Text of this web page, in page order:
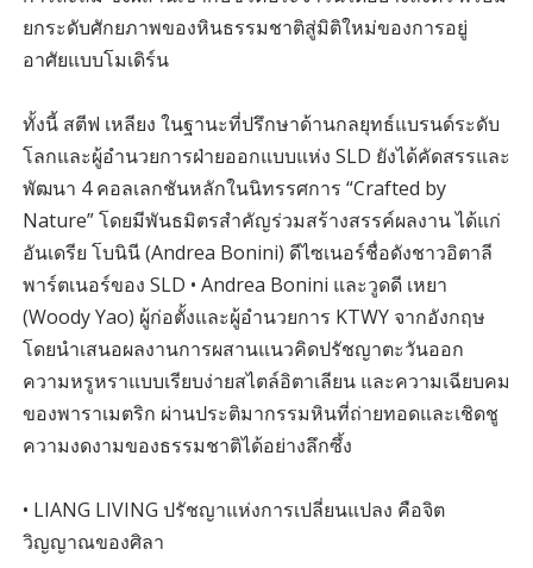
ยกระดับศักยภาพของหินธรรมชาติสู่มิติใหม่ของการอยู่
อาศัยแบบโมเดิร์น
ทั้งนี้ สตีฟ เหลียง ในฐานะที่ปรึกษาด้านกลยุทธ์แบรนด์ระดับ
โลกและผู้อำนวยการฝ่ายออกแบบแห่ง SLD ยังได้คัดสรรและ
พัฒนา 4 คอลเลกชันหลักในนิทรรศการ “Crafted by
Nature” โดยมีพันธมิตรสำคัญร่วมสร้างสรรค์ผลงาน ได้แก่
อันเดรีย โบนินี (Andrea Bonini) ดีไซเนอร์ชื่อดังชาวอิตาลี
พาร์ตเนอร์ของ SLD • Andrea Bonini และวูดดี เหยา
(Woody Yao) ผู้ก่อตั้งและผู้อำนวยการ KTWY จากอังกฤษ
โดยนำเสนอผลงานการผสานแนวคิดปรัชญาตะวันออก
ความหรูหราแบบเรียบง่ายสไตล์อิตาเลียน และความเฉียบคม
ของพาราเมตริก ผ่านประติมากรรมหินที่ถ่ายทอดและเชิดชู
ความงดงามของธรรมชาติได้อย่างลึกซึ้ง
• LIANG LIVING ปรัชญาแห่งการเปลี่ยนแปลง คือจิต
วิญญาณของศิลา